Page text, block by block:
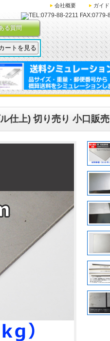
会社概要 ガイド
る質問
仕上) 切り売り 小口販売